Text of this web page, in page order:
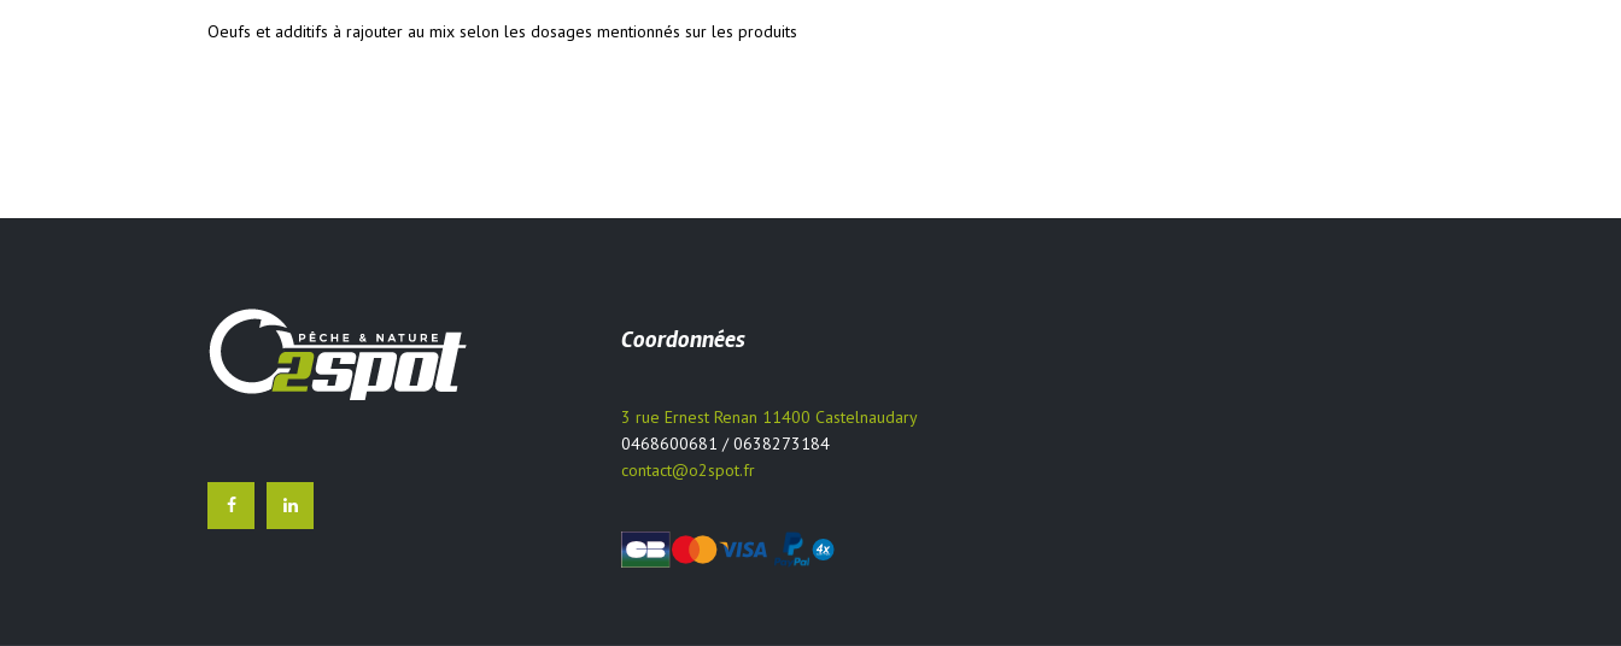
Oeufs et additifs à rajouter au mix selon les dosages mentionnés sur les produits
Coordonnées
3 rue Ernest Renan 11400 Castelnaudary
0468600681 / 0638273184
contact@o2spot.fr